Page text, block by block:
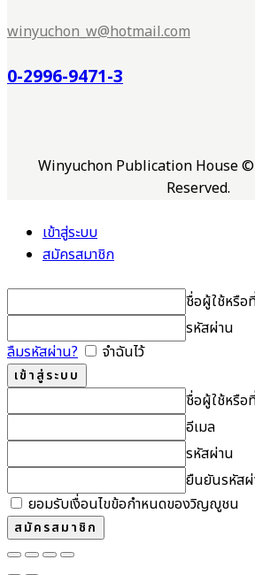
winyuchon_w@hotmail.com
0-2996-9471-3
Winyuchon Publication House
Reserved.
เข้าสู่ระบบ
สมัครสมาชิก
ชื่อผู้ใช้หรือ
รหัสผ่าน
ลืมรหัสผ่าน?
จำฉันไว้
ชื่อผู้ใช้หรือ
อีเมล
รหัสผ่าน
ยืนยันรหัส
ยอมรับเงื่อนไขข้อกำหนดของวิญญูชน